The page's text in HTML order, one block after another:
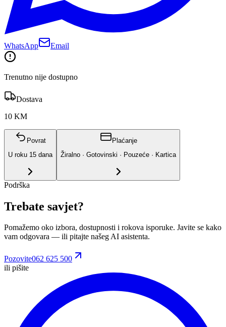
WhatsApp Email
Trenutno nije dostupno
Dostava
10 KM
Povrat
U roku 15 dana
Plaćanje
Žiralno · Gotovinski · Pouzeće · Kartica
Podrška
Trebate savjet?
Pomažemo oko izbora, dostupnosti i rokova isporuke. Javite se kako
vam odgovara — ili pitajte našeg AI asistenta.
Pozovite062 625 500
ili pišite